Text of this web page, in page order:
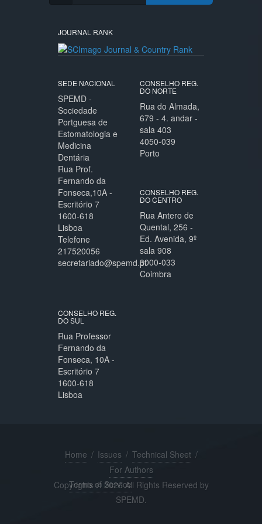
JOURNAL RANK
SEDE NACIONAL
SPEMD -
Sociedade
Portguesa de
Estomatologia e
Medicina
Dentária
Rua Prof.
Fernando da
Fonseca,10A -
Escritório 7
1600-618
Lisboa
Telefone
217520056
secretariado@spemd.pt
CONSELHO REG.
DO NORTE
Rua do Almada,
679 - 4. andar -
sala 403
4050-039
Porto
CONSELHO REG.
DO CENTRO
Rua Antero de
Quental, 256 -
Ed. Avenida, 9º
sala 908
3000-033
Coimbra
CONSELHO REG.
DO SUL
Rua Professor
Fernando da
Fonseca, 10A -
Escritório 7
1600-618
Lisboa
Home / Issues / Technical Sheet /
For Authors
Copyrights © 2026 All Rights Reserved by
SPEMD.
Terms of Service